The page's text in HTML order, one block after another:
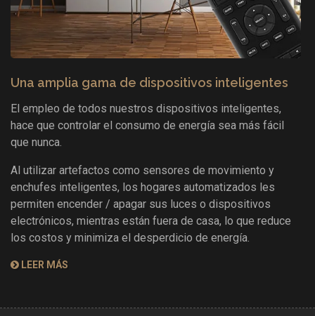
Una amplia gama de dispositivos inteligentes
El empleo de todos nuestros dispositivos inteligentes,
hace que controlar el consumo de energía sea más fácil
que nunca.
Al utilizar artefactos como sensores de movimiento y
enchufes inteligentes, los hogares automatizados les
permiten encender / apagar sus luces o dispositivos
electrónicos, mientras están fuera de casa, lo que reduce
los costos y minimiza el desperdicio de energía.
LEER MÁS